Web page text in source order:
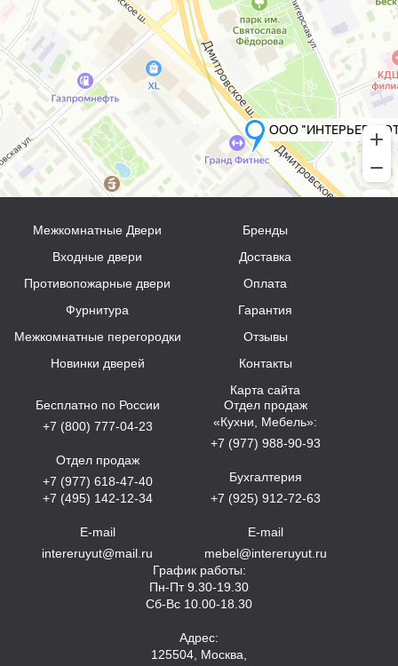
Межкомнатные Двери
Входные двери
Противопожарные двери
Фурнитура
Межкомнатные перегородки
Новинки дверей
Бренды
Доставка
Оплата
Гарантия
Отзывы
Контакты
Карта сайта
Бесплатно по России
+7 (800) 777-04-23
Отдел продаж
+7 (977) 618-47-40
+7 (495) 142-12-34
E-mail
intereruyut@mail.ru
Отдел продаж
«Кухни, Мебель»:
+7 (977) 988-90-93
Бухгалтерия
+7 (925) 912-72-63
E-mail
mebel@intereruyut.ru
График работы:
Пн-Пт 9.30-19.30
Сб-Вс 10.00-18.30
Адрес:
125504, Москва,